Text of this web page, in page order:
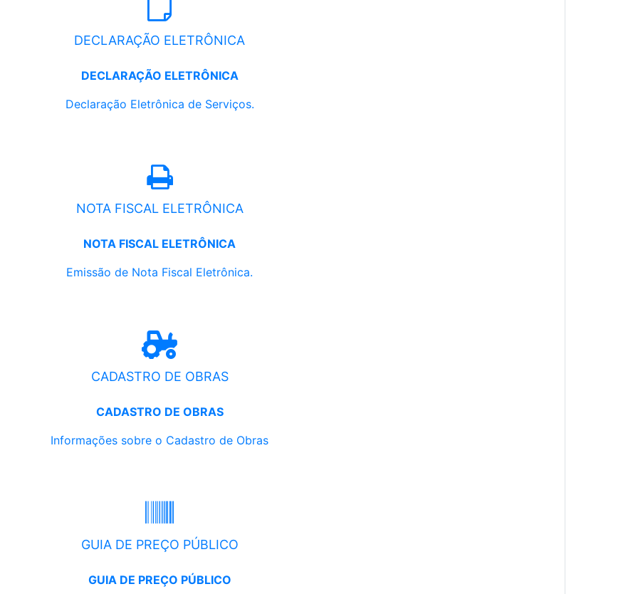
DECLARAÇÃO ELETRÔNICA
DECLARAÇÃO ELETRÔNICA
Declaração Eletrônica de Serviços.
NOTA FISCAL ELETRÔNICA
NOTA FISCAL ELETRÔNICA
Emissão de Nota Fiscal Eletrônica.
CADASTRO DE OBRAS
CADASTRO DE OBRAS
Informações sobre o Cadastro de Obras
GUIA DE PREÇO PÚBLICO
GUIA DE PREÇO PÚBLICO